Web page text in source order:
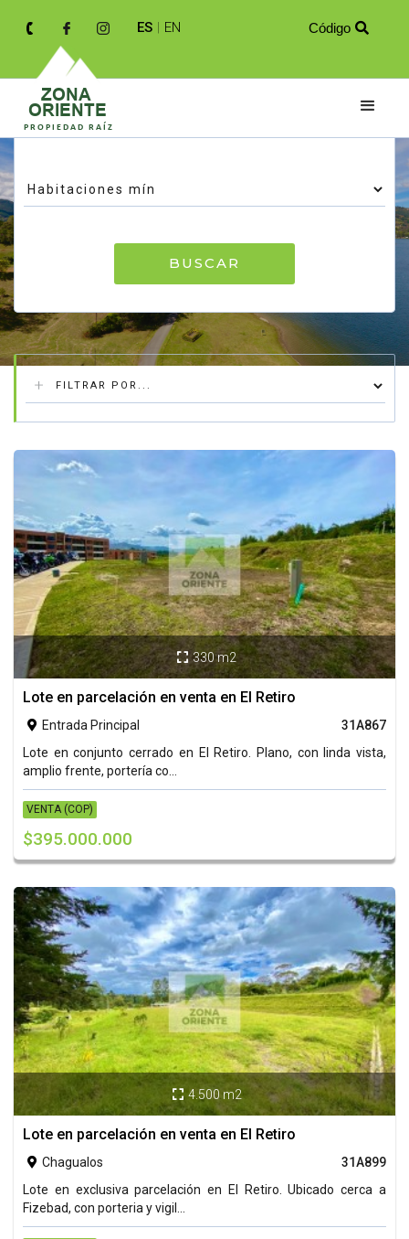
ES | EN Código 
BUSCAR
 330 m2
Lote en parcelación en venta en El Retiro
 Entrada Principal
31A867
Lote en conjunto cerrado en El Retiro. Plano, con linda vista,
amplio frente, portería co...
VENTA (COP)
$395.000.000
 4.500 m2
Lote en parcelación en venta en El Retiro
 Chagualos
31A899
Lote en exclusiva parcelación en El Retiro. Ubicado cerca a
Fizebad, con porteria y vigil...